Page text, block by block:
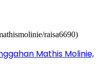
Mathis Molinie,